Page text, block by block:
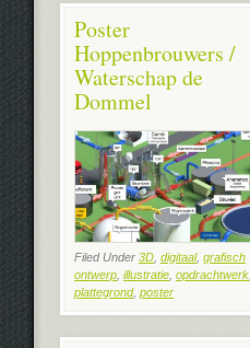
Poster
Hoppenbrouwers /
Waterschap de
Dommel
Filed Under 3D digitaal, grafisch
ontwerp illustratie opdrachtwerk
plattegrond, poster